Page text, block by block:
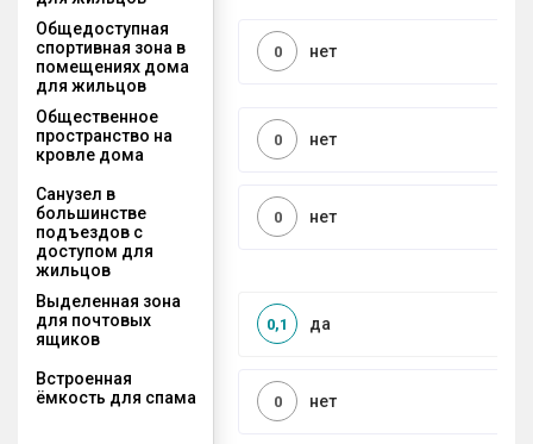
Общедоступная
спортивная зона в
помещениях дома
для жильцов
нет
0
Общественное
пространство на
кровле дома
нет
0
Санузел в
большинстве
подъездов с
доступом для
жильцов
нет
0
Выделенная зона
для почтовых
ящиков
да
0,1
Встроенная
ёмкость для спама
нет
0